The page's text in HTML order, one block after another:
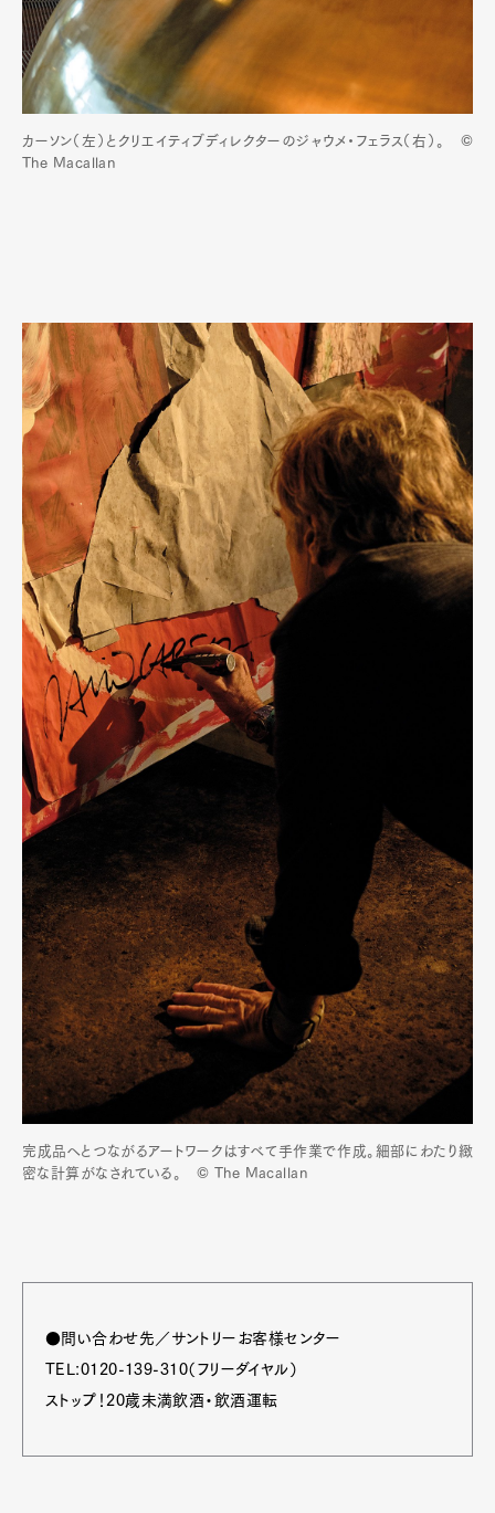
カーソン（左）とクリエイティブディレクターのジャウメ・フェラス（右）。 ©
The Macallan
完成品へとつながるアートワークはすべて手作業で作成。細部にわたり緻
密な計算がなされている。 © The Macallan
●問い合わせ先／サントリーお客様センター
TEL:0120-139-310（フリーダイヤル）
ストップ！20歳未満飲酒・飲酒運転